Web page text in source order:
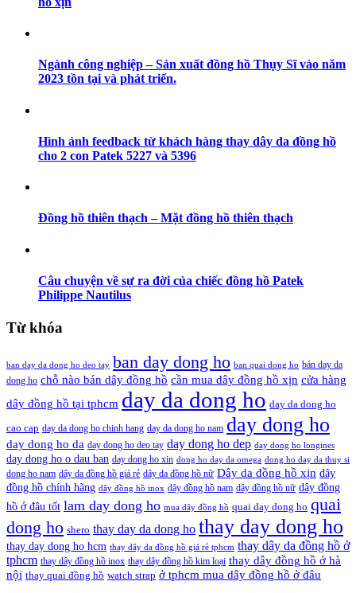
Ngành công nghiệp – Sản xuất đồng hồ Thụy Sĩ vào năm
2023 tồn tại và phát triển.
Hình ảnh feedback từ khách hàng thay dây da đồng hồ
cho 2 con Patek 5227 và 5396
Đồng hồ thiên thạch – Mặt đồng hồ thiên thạch
Câu chuyện về sự ra đời của chiếc đồng hồ Patek
Philippe Nautilus
Từ khóa
ban day da dong ho deo tay ban day dong ho ban quai dong ho bán day da
dong ho chỗ nào bán dây đồng hồ cần mua dây đồng hồ xịn cửa hàng
dây đồng hồ tại tphcm day da dong ho day da dong ho
cao cap day da dong ho chinh hang day da dong ho nam day dong ho
day dong ho da day dong ho deo tay day dong ho dep day dong ho longines
day dong ho o dau ban day dong ho xin dong ho day da omega dong ho day da thuy si
dong ho nam dây da đồng hồ giá rẻ dây da đồng hồ nữ Dây da đồng hồ xịn dây
đồng hồ chính hãng dây đồng hồ inox dây đồng hồ nam dây đồng hồ nữ dây đồng
hồ ở đâu tốt lam day dong ho mua dây đồng hồ quai day dong ho quai
dong ho shero thay day da dong ho thay day dong ho
thay day dong ho hcm thay dây da đồng hồ giá rẻ tphcm thay dây da đồng hồ ở
tphcm thay dây đồng hồ inox thay dây đồng hồ kim loại thay dây đồng hồ ở hà
nội thay quai đồng hồ watch strap ở tphcm mua dây đồng hồ ở đâu